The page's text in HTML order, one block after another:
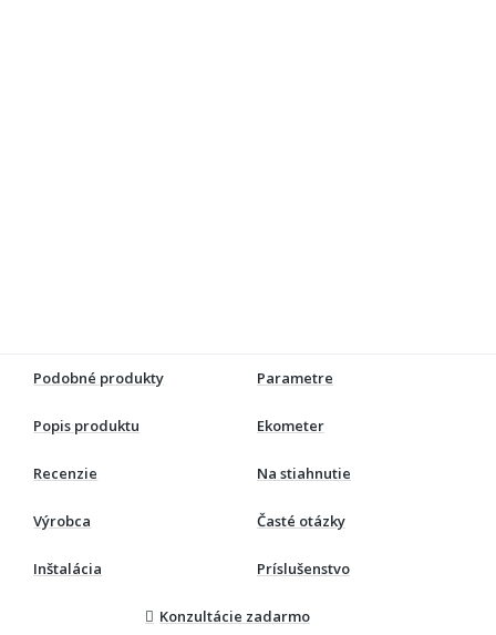
Podobné produkty Parametre
Popis produktu Ekometer
Recenzie Na stiahnutie
Výrobca Časté otázky
Inštalácia Príslušenstvo
Konzultácie zadarmo